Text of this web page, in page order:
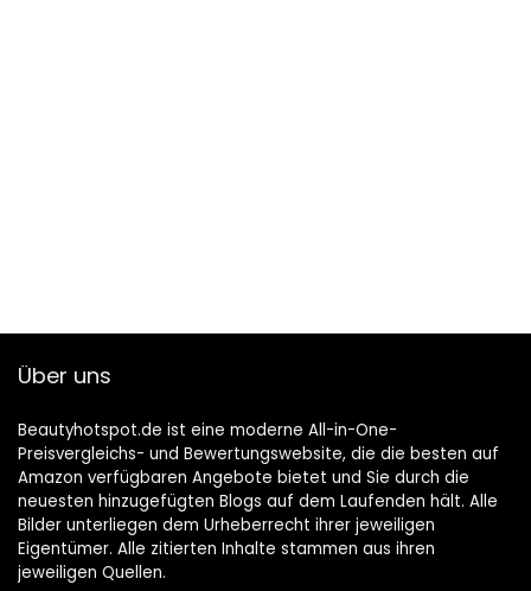
Über uns
Beautyhotspot.de ist eine moderne All-in-One-
Preisvergleichs- und Bewertungswebsite, die die besten auf
Amazon verfügbaren Angebote bietet und Sie durch die
neuesten hinzugefügten Blogs auf dem Laufenden hält. Alle
Bilder unterliegen dem Urheberrecht ihrer jeweiligen
Eigentümer. Alle zitierten Inhalte stammen aus ihren
jeweiligen Quellen.